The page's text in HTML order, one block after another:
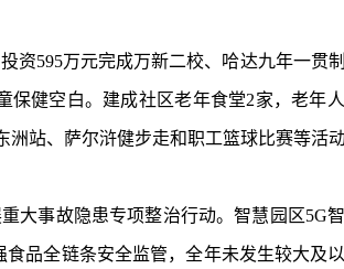
资595万元完成万新二校、哈达九年一贯
保健空白。建成社区老年食堂2家，老年
洲站、萨尔浒健步走和职工篮球比赛等活动
大事故隐患专项整治行动。智慧园区5G
品全链条安全监管，全年未发生较大及